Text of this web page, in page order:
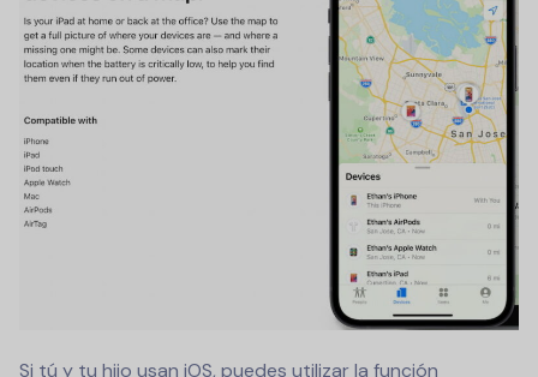
Si tú y tu hijo usan iOS, puedes utilizar la función